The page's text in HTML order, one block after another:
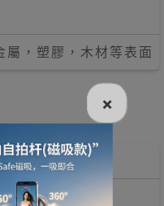
屬，塑膠，木材等表面
(3吋 x 6.5吋)
×